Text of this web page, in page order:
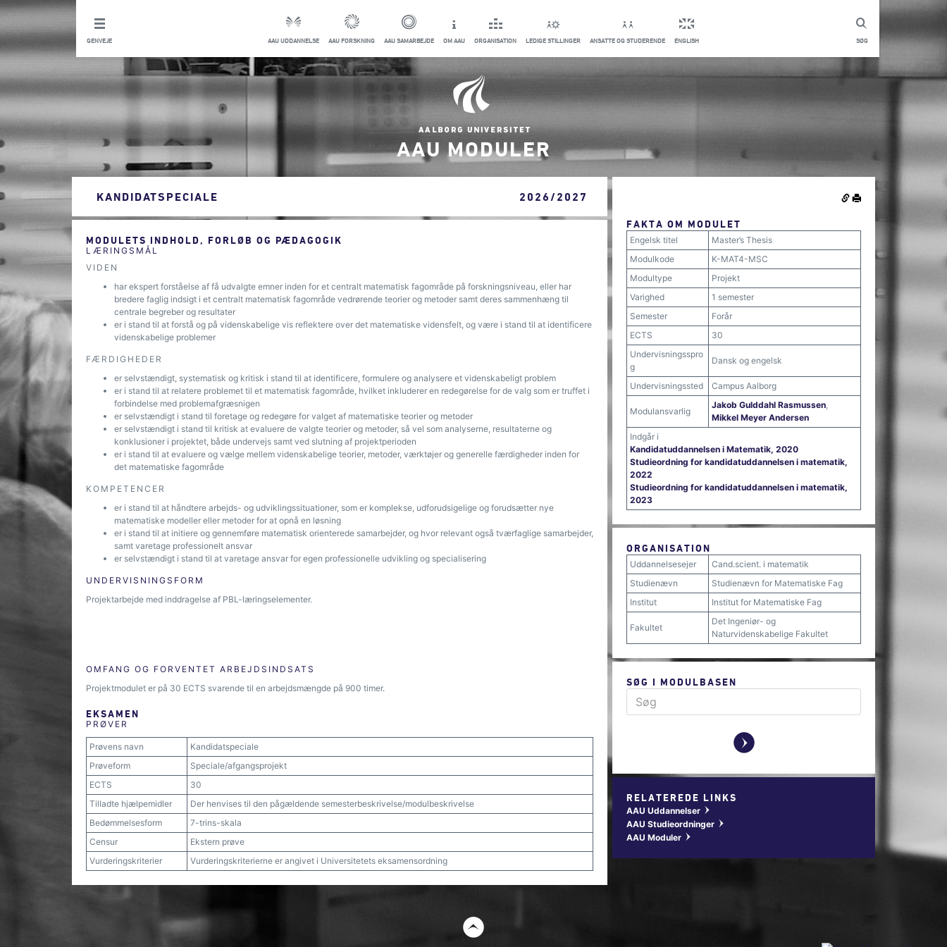
SØG
GENVEJE AAU UDDANNELSE AAU FORSKNING AAU SAMARBEJDE OM AAU ORGANISATION LEDIGE STILLINGER ANSATTE OG STUDERENDE ENGLISH
AAU MODULER
KANDIDATSPECIALE 2026/2027
MODULETS INDHOLD, FORLØB OG PÆDAGOGIK
LÆRINGSMÅL
VIDEN
har ekspert forståelse af få udvalgte emner inden for et centralt matematisk fagområde på forskningsniveau, eller har
bredere faglig indsigt i et centralt matematisk fagområde vedrørende teorier og metoder samt deres sammenhæng til
centrale begreber og resultater
er i stand til at forstå og på videnskabelige vis reflektere over det matematiske vidensfelt, og være i stand til at identificere
videnskabelige problemer
FÆRDIGHEDER
er selvstændigt, systematisk og kritisk i stand til at identificere, formulere og analysere et videnskabeligt problem
er i stand til at relatere problemet til et matematisk fagområde, hvilket inkluderer en redegørelse for de valg som er truffet i
forbindelse med problemafgræsnigen
er selvstændigt i stand til foretage og redegøre for valget af matematiske teorier og metoder
er selvstændigt i stand til kritisk at evaluere de valgte teorier og metoder, så vel som analyserne, resultaterne og
konklusioner i projektet, både undervejs samt ved slutning af projektperioden
er i stand til at evaluere og vælge mellem videnskabelige teorier, metoder, værktøjer og generelle færdigheder inden for
det matematiske fagområde
KOMPETENCER
er i stand til at håndtere arbejds- og udviklingssituationer, som er komplekse, udforudsigelige og forudsætter nye
matematiske modeller eller metoder for at opnå en løsning
er i stand til at initiere og gennemføre matematisk orienterede samarbejder, og hvor relevant også tværfaglige samarbejder,
samt varetage professionelt ansvar
er selvstændigt i stand til at varetage ansvar for egen professionelle udvikling og specialisering
UNDERVISNINGSFORM
Projektarbejde med inddragelse af PBL-læringselementer.
OMFANG OG FORVENTET ARBEJDSINDSATS
Projektmodulet er på 30 ECTS svarende til en arbejdsmængde på 900 timer.
EKSAMEN
PRØVER
Prøvens navn
Kandidatspeciale
Prøveform
Speciale/afgangsprojekt
ECTS
30
Tilladte hjælpemidler
Der henvises til den pågældende semesterbeskrivelse/modulbeskrivelse
Bedømmelsesform
7-trins-skala
Censur
Ekstern prøve
Vurderingskriterier
Vurderingskriterierne er angivet i Universitetets eksamensordning
FAKTA OM MODULET
Engelsk titel
Master’s Thesis
Modulkode
K-MAT4-MSC
Modultype
Projekt
Varighed
1 semester
Semester
Forår
ECTS
30
Undervisningsspro
g
Dansk og engelsk
Undervisningssted Campus Aalborg
Modulansvarlig
Jakob Gulddahl Rasmussen,
Mikkel Meyer Andersen
Indgår i
Kandidatuddannelsen i Matematik, 2020
Studieordning for kandidatuddannelsen i matematik,
2022
Studieordning for kandidatuddannelsen i matematik,
2023
ORGANISATION
Uddannelsesejer
Cand.scient. i matematik
Studienævn
Studienævn for Matematiske Fag
Institut
Institut for Matematiske Fag
Fakultet
Det Ingeniør- og
Naturvidenskabelige Fakultet
SØG I MODULBASEN
y
RELATEREDE LINKS
AAU Uddannelser w
AAU Studieordninger w
AAU Moduler w
t